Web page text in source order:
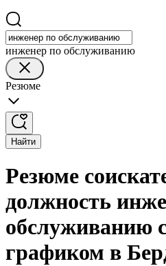
инженер по обслуживанию
Резюме
Найти
Резюме
должность
обслуживанию
графиком в